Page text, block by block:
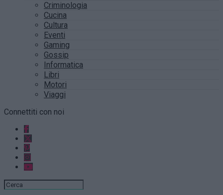
Criminologia
Cucina
Cultura
Eventi
Gaming
Gossip
Informatica
Libri
Motori
Viaggi
Connettiti con noi